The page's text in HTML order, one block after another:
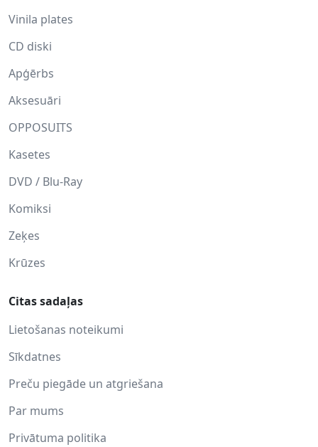
Vinila plates
CD diski
Apģērbs
Aksesuāri
OPPOSUITS
Kasetes
DVD / Blu-Ray
Komiksi
Zeķes
Krūzes
Citas sadaļas
Lietošanas noteikumi
Sīkdatnes
Preču piegāde un atgriešana
Par mums
Privātuma politika